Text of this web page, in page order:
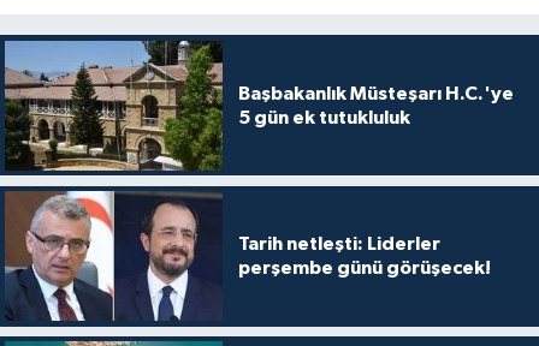
Başbakanlık Müsteşarı H.C.'ye
5 gün ek tutukluluk
Tarih netleşti: Liderler
perşembe günü görüşecek!